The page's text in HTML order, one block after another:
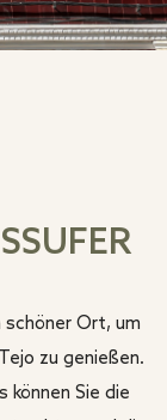
Ort, um
zu genießen.
können Sie die